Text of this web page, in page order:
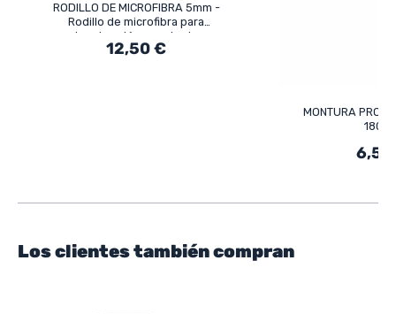
RODILLO DE MICROFIBRA 5mm -
Rodillo de microfibra para
imprimación y acabado
12,50 €
MONTURA PRO
Los clientes también compran